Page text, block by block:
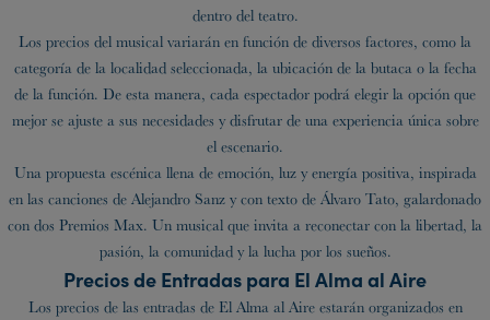
dentro del teatro.
Los precios del musical variarán en función de diversos factores, como la
categoría de la localidad seleccionada, la ubicación de la butaca o la fecha
de la función. De esta manera, cada espectador podrá elegir la opción que
mejor se ajuste a sus necesidades y disfrutar de una experiencia única sobre
el escenario.
Una propuesta escénica llena de emoción, luz y energía positiva, inspirada
en las canciones de Alejandro Sanz y con texto de Álvaro Tato, galardonado
con dos Premios Max. Un musical que invita a reconectar con la libertad, la
pasión, la comunidad y la lucha por los sueños.
Precios de Entradas para El Alma al Aire
Los precios de las entradas de El Alma al Aire estarán organizados en